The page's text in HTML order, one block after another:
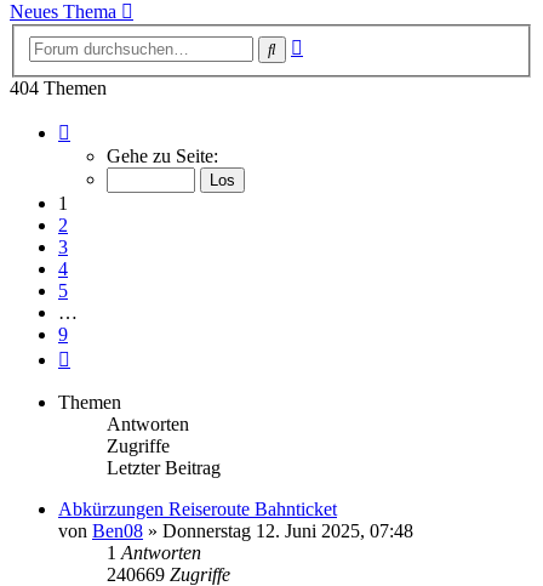
Neues Thema
Suche
404 Themen
von
Gehe zu Seite:
1
2
3
4
5
…
9
Themen
Antworten
Zugriffe
Letzter Beitrag
Abkürzungen Reiseroute Bahnticket
von Ben08 » Donnerstag 12. Juni 2025, 07:48
1 Antworten
240669 Zugriffe